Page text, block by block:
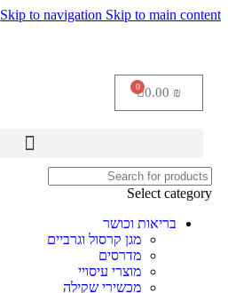
Skip to navigation Skip to main content
0.00 ₪
0
Select category
בריאות וכושר
מגן קרסול וגרביים
מדרסים
מוצרי עיסויי
מכשירי שקילה